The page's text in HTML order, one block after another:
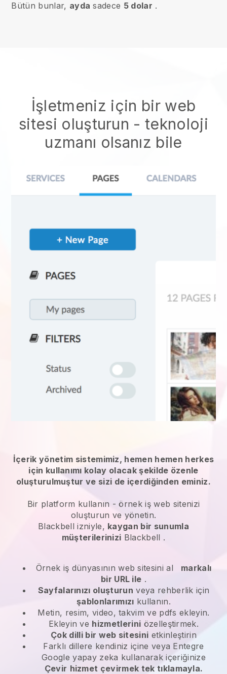
Bütün bunlar, ayda sadece 5 dolar .
İşletmeniz için bir web
sitesi oluşturun - teknoloji
uzmanı olsanız bile
İçerik yönetim sistemimiz, hemen hemen herkes
için kullanımı kolay olacak şekilde özenle
oluşturulmuştur ve sizi de içerdiğinden eminiz.
Bir platform kullanın -örnek iş web sitenizi
oluşturun ve yönetin.
Blackbellizniyle, kaygan bir sunumla
müşterilerinizi Blackbell .
Örnek iş dünyasının web sitesini al
markalı
bir URL ile .
Sayfalarınızı oluşturun veya rehberlik için
şablonlarımızı kullanın.
Metin, resim, video, takvim ve pdfs ekleyin.
Ekleyin ve hizmetlerini özelleştirmek.
Çok dilli bir web sitesini etkinleştirin
Farklı dillere kendiniz içine veya Entegre
Google yapay zeka kullanarak içeriğinize
Çevir hizmet çevirmek tek tıklamayla.